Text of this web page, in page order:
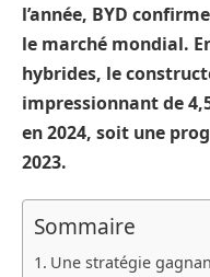
l’année, BYD
le marché mondial.
hybrides, le
impressionnant de
en 2024, soit une
2023.
Sommaire
Une stratégie